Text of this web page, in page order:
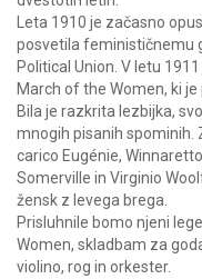
Leta 1910 je začasno
posvetila feminističnemu
Political Union. V letu
March of the Women, ki
Bila je razkrita lezbijka,
mnogih pisanih spominih.
carico Eugénie,
Somerville in Virginio
žensk z levega brega.
Prisluhnile bomo njeni
Women, skladbam za
violino, rog in orkester.